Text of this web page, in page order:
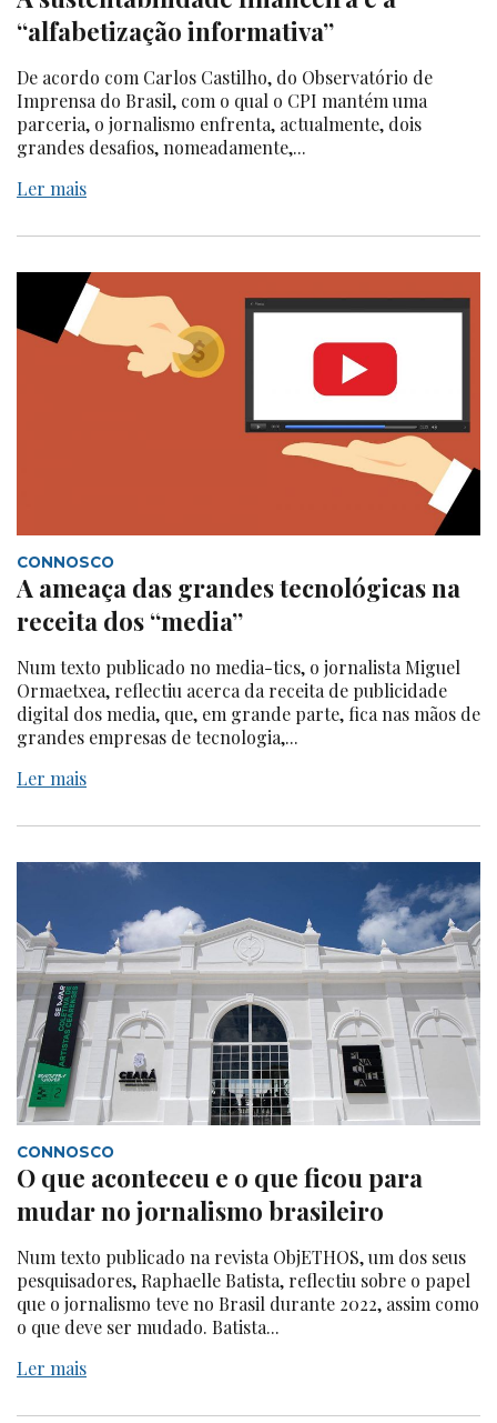
“alfabetização informativa”
De acordo com Carlos Castilho, do Observatório de
Imprensa do Brasil, com o qual o CPI mantém uma
parceria, o jornalismo enfrenta, actualmente, dois
grandes desafios, nomeadamente,...
Ler mais
CONNOSCO
A ameaça das grandes tecnológicas na
receita dos “media”
Num texto publicado no media-tics, o jornalista Miguel
Ormaetxea, reflectiu acerca da receita de publicidade
digital dos media, que, em grande parte, fica nas mãos de
grandes empresas de tecnologia,...
Ler mais
CONNOSCO
O que aconteceu e o que ficou para
mudar no jornalismo brasileiro
Num texto publicado na revista ObjETHOS, um dos seus
pesquisadores, Raphaelle Batista, reflectiu sobre o papel
que o jornalismo teve no Brasil durante 2022, assim como
o que deve ser mudado. Batista...
Ler mais